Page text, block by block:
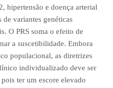
hipertensão e doença arterial
variantes genéticas
O PRS soma o efeito de
a suscetibilidade. Embora
populacional, as diretrizes
individualizado deve ser
ter um escore elevado